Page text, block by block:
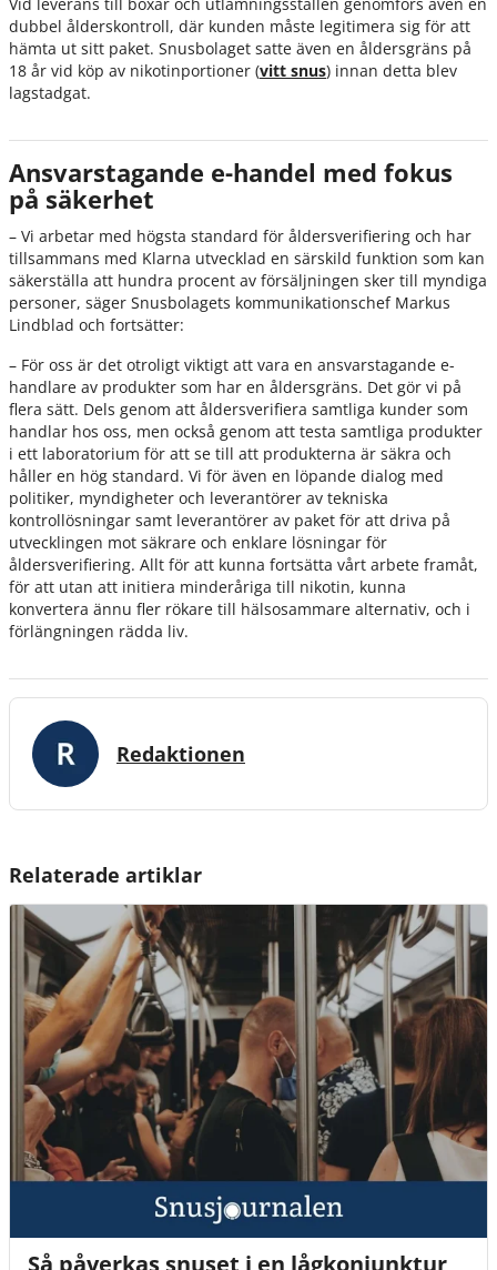
dubbel ålderskontroll, där kunden måste legitimera sig för att
hämta ut sitt paket. Snusbolaget satte även en åldersgräns på
18 år vid köp av nikotinportioner (vitt snus) innan detta blev
lagstadgat.
Ansvarstagande e-handel med fokus
på säkerhet
– Vi arbetar med högsta standard för åldersverifiering och har
tillsammans med Klarna utvecklad en särskild funktion som kan
säkerställa att hundra procent av försäljningen sker till myndiga
personer, säger Snusbolagets kommunikationschef Markus
Lindblad och fortsätter:
– För oss är det otroligt viktigt att vara en ansvarstagande e-
handlare av produkter som har en åldersgräns. Det gör vi på
flera sätt. Dels genom att åldersverifiera samtliga kunder som
handlar hos oss, men också genom att testa samtliga produkter
i ett laboratorium för att se till att produkterna är säkra och
håller en hög standard. Vi för även en löpande dialog med
politiker, myndigheter och leverantörer av tekniska
kontrollösningar samt leverantörer av paket för att driva på
utvecklingen mot säkrare och enklare lösningar för
åldersverifiering. Allt för att kunna fortsätta vårt arbete framåt,
för att utan att initiera minderåriga till nikotin, kunna
konvertera ännu fler rökare till hälsosammare alternativ, och i
förlängningen rädda liv.
Redaktionen
Relaterade artiklar
Så påverkas snuset i en lågkonjunktur